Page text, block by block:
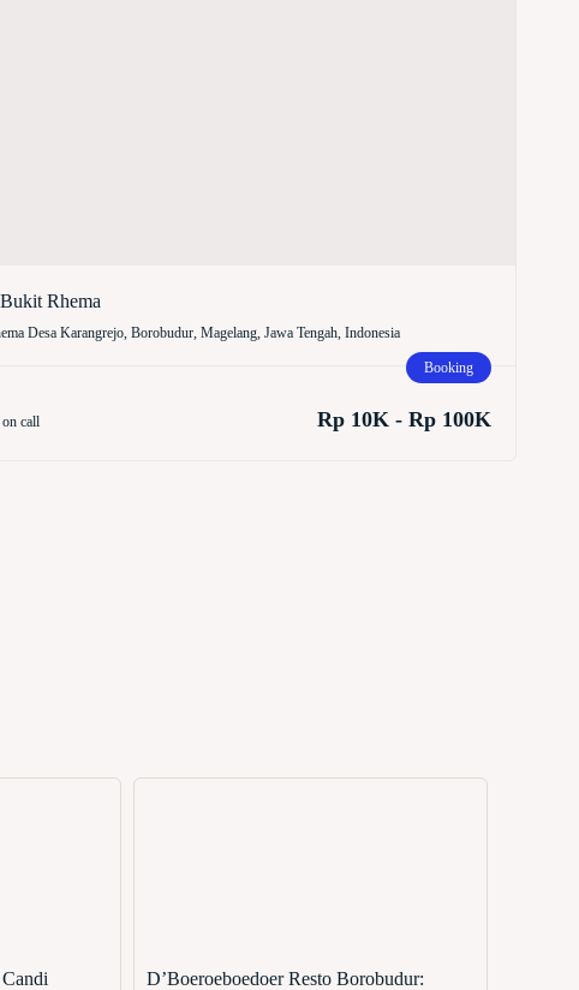
Rhema
Desa Karangrejo, Borobudur, Magelang, Jawa Tengah, Indonesia
Booking
on call Rp 10K - Rp 100K
D’Boeroeboedoer Resto Borobudur: